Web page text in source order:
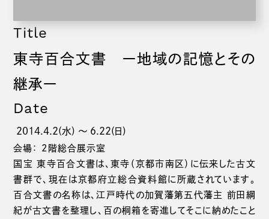
Title
東寺百合文書 ー地域の記憶とその
継承ー
Date
2014.4.2(水) 〜 6.22(日)
会場： 2階総合展示室
国宝 東寺百合文書は、東寺（京都市南区）に伝来した古文
書群で、現在は京都府立総合資料館に所蔵されています。
百合文書の名称は、江戸時代の加賀藩第五代藩主 前田綱
紀が古文書を整理し、百の桐箱を寄進してそこに納めたこと